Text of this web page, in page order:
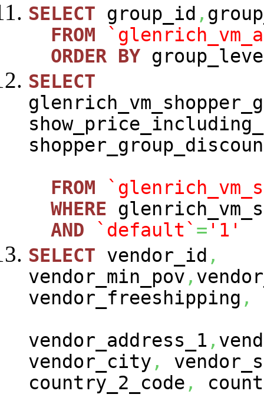
SELECT group_id ,
FROM
ORDER BY
SELECT
FROM
WHERE
AND
`default` = '1'
SELECT vendor_id ,
vendor_min_pov ,
vendor_freeshipping ,
vendor_address_1 ,
vendor_city ,
country_2_code ,